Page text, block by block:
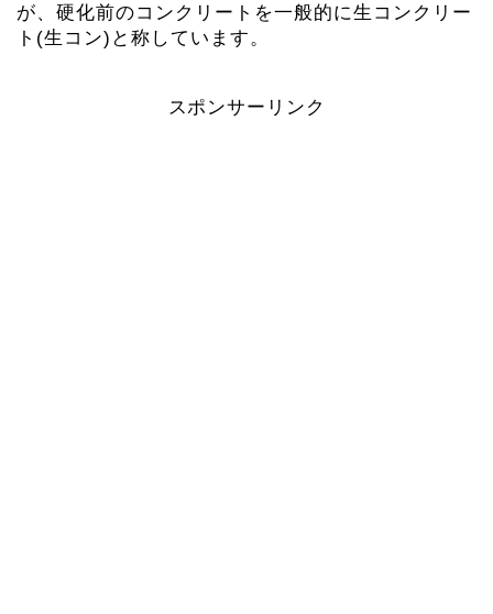
が、硬化前のコンクリートを一般的に生コンクリー
ト(生コン)と称しています。
スポンサーリンク